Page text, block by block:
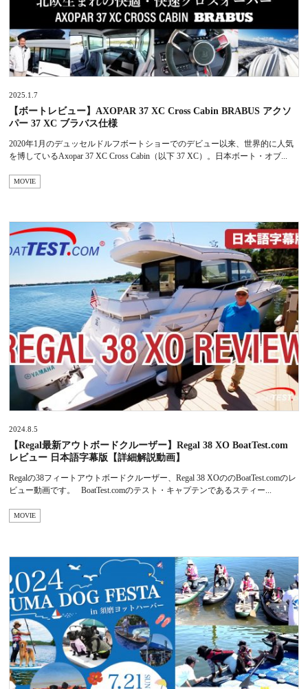
2025.1.7
【ボートレビュー】AXOPAR 37 XC Cross Cabin BRABUS アクソ
パー 37 XC ブラバス仕様
2020年1月のデュッセルドルフボートショーでのデビュー以来、世界的に人気
を博しているAxopar 37 XC Cross Cabin（以下 37 XC）。日本ボート・オブ...
MOVIE
2024.8.5
【Regal最新アウトボードクルーザー】Regal 38 XO BoatTest.com
レビュー 日本語字幕版【詳細解説動画】
Regalの38フィートアウトボードクルーザー、Regal 38 XOののBoatTest.comのレ
ビュー動画です。 BoatTest.comのテスト・キャプテンであるスティー...
MOVIE